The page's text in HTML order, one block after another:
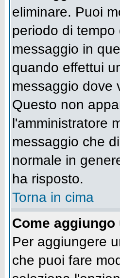
eliminare. Puoi
periodo di
messaggio in
quando effettui
messaggio dove
Questo non
l'amministratore
messaggio che
normale in
ha risposto.
Torna in cima
Come
Per aggiungere
che puoi fare